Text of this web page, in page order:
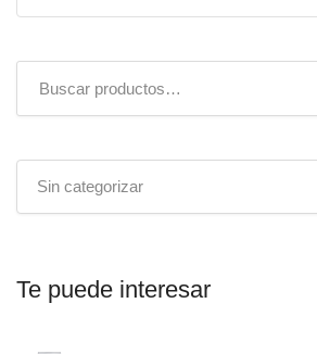
Sin categorizar
Te puede interesar